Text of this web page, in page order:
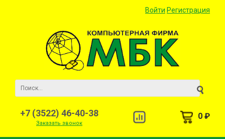
Войти Регистрация
+7 (3522) 46-40-38
Заказать звонок
0 ₽